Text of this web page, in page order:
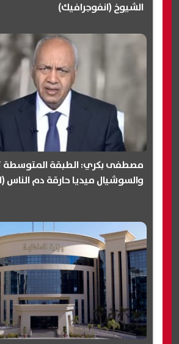
الشيوخ (انفوجرافيك)
مصطفى بكري: الطبقة المتوسطة
والسوشيال ميديا حارقة دم الناس